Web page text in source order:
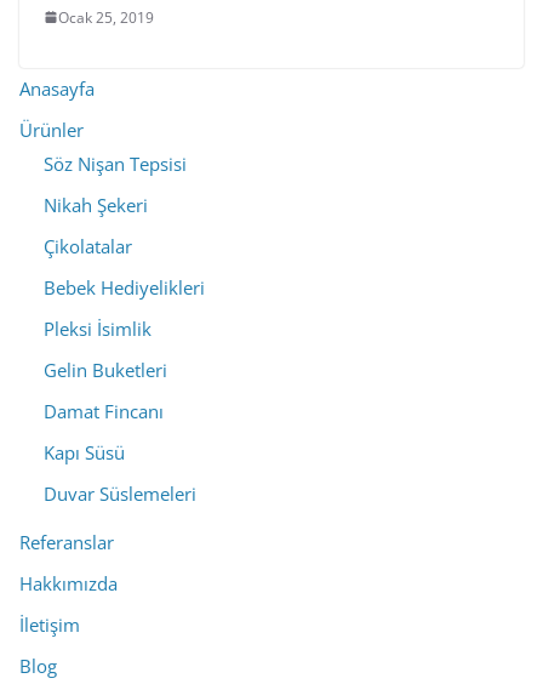
Ocak 25, 2019
Anasayfa
Ürünler
Söz Nişan Tepsisi
Nikah Şekeri
Çikolatalar
Bebek Hediyelikleri
Pleksi İsimlik
Gelin Buketleri
Damat Fincanı
Kapı Süsü
Duvar Süslemeleri
Referanslar
Hakkımızda
İletişim
Blog